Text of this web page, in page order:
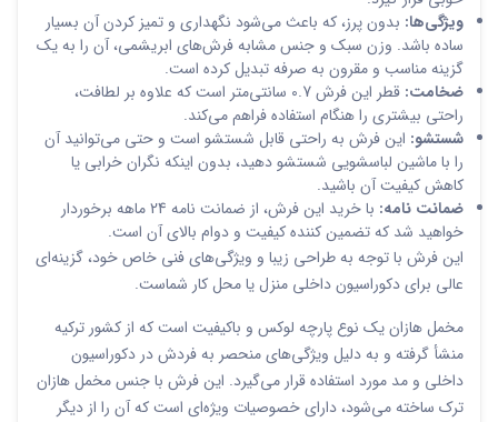
ویژگی‌ها: بدون پرز، که باعث می‌شود نگهداری و تمیز کردن آن بسیار
ساده باشد. وزن سبک و جنس مشابه فرش‌های ابریشمی، آن را به یک
گزینه مناسب و مقرون به صرفه تبدیل کرده است.
ضخامت:
قطر این فرش 0.7 سانتی‌متر است که علاوه بر لطافت،
راحتی بیشتری را هنگام استفاده فراهم می‌کند.
شستشو: این فرش به راحتی قابل شستشو است و حتی می‌توانید آن
را با ماشین لباسشویی شستشو دهید، بدون اینکه نگران خرابی یا
کاهش کیفیت آن باشید.
ضمانت نامه:
با خرید این فرش، از ضمانت نامه 24 ماهه برخوردار
خواهید شد که تضمین کننده کیفیت و دوام بالای آن است.
این فرش با توجه به طراحی زیبا و ویژگی‌های فنی خاص خود، گزینه‌ای
عالی برای دکوراسیون داخلی منزل یا محل کار شماست.
مخمل هازان یک نوع پارچه لوکس و باکیفیت است که از کشور ترکیه
منشأ گرفته و به دلیل ویژگی‌های منحصر به فردش در دکوراسیون
داخلی و مد مورد استفاده قرار می‌گیرد. این فرش با جنس مخمل هازان
ترک ساخته می‌شود، دارای خصوصیات ویژه‌ای است که آن را از دیگر